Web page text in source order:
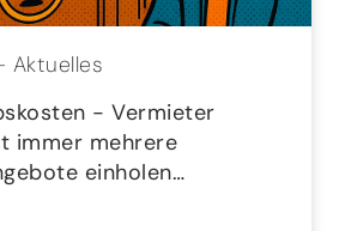
Aktuelles
- Vermieter
immer mehrere
einholen…